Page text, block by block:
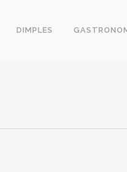
DIMPLES